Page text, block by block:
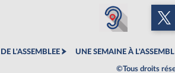
L'ASSEMBLEE UNE SEMAINE À
©Tous droits